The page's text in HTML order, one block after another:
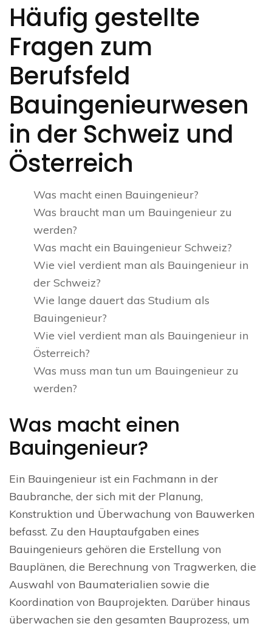
Häufig gestellte
Fragen zum
Berufsfeld
Bauingenieurwesen
in der Schweiz und
Österreich
Was macht einen Bauingenieur?
Was braucht man um Bauingenieur zu
werden?
Was macht ein Bauingenieur Schweiz?
Wie viel verdient man als Bauingenieur in
der Schweiz?
Wie lange dauert das Studium als
Bauingenieur?
Wie viel verdient man als Bauingenieur in
Österreich?
Was muss man tun um Bauingenieur zu
werden?
Was macht einen
Bauingenieur?
Ein Bauingenieur ist ein Fachmann in der
Baubranche, der sich mit der Planung,
Konstruktion und Überwachung von Bauwerken
befasst. Zu den Hauptaufgaben eines
Bauingenieurs gehören die Erstellung von
Bauplänen, die Berechnung von Tragwerken, die
Auswahl von Baumaterialien sowie die
Koordination von Bauprojekten. Darüber hinaus
überwachen sie den gesamten Bauprozess, um